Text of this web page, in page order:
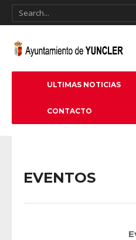
ULTIMAS NOTICIAS
CONTACTO
EVENTOS